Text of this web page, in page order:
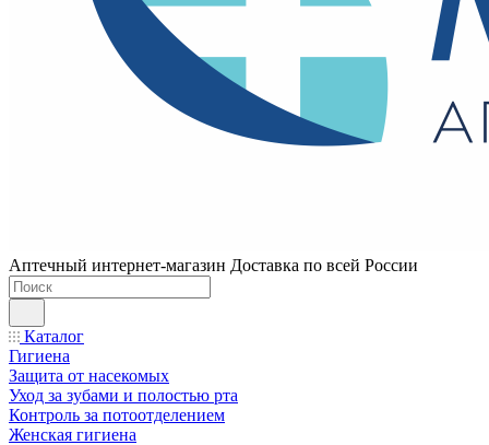
Аптечный интернет-магазин Доставка по всей России
Каталог
Гигиена
Защита от насекомых
Уход за зубами и полостью рта
Контроль за потоотделением
Женская гигиена